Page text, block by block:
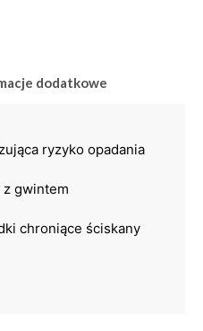
dodatkowe
ryzyko opadania
z gwintem
chroniące ściskany